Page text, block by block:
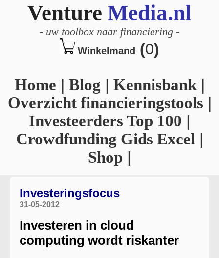
Venture Media.nl
- uw toolbox naar financiering -
Winkelmand (0)
Home | Blog | Kennisbank|
Overzicht financieringstools |
Investeerders Top 100 |
Crowdfunding Gids Excel |
Shop |
Investeringsfocus
31-05-2012
Investeren in cloud
computing wordt riskanter